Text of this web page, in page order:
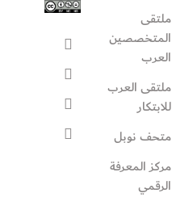
ملتقى
المتخصصين
العرب
ملتقى العرب
للابتكار
متحف نوبل
مركز المعرفة
الرقمي